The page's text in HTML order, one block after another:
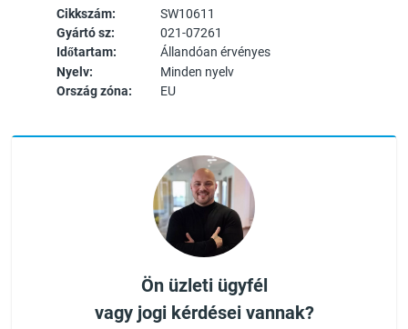
Cikkszám:
SW10611
Gyártó sz:
021-07261
Időtartam:
Állandóan érvényes
Nyelv:
Minden nyelv
Ország zóna:
EU
Ön üzleti ügyfél
vagy jogi kérdései vannak?